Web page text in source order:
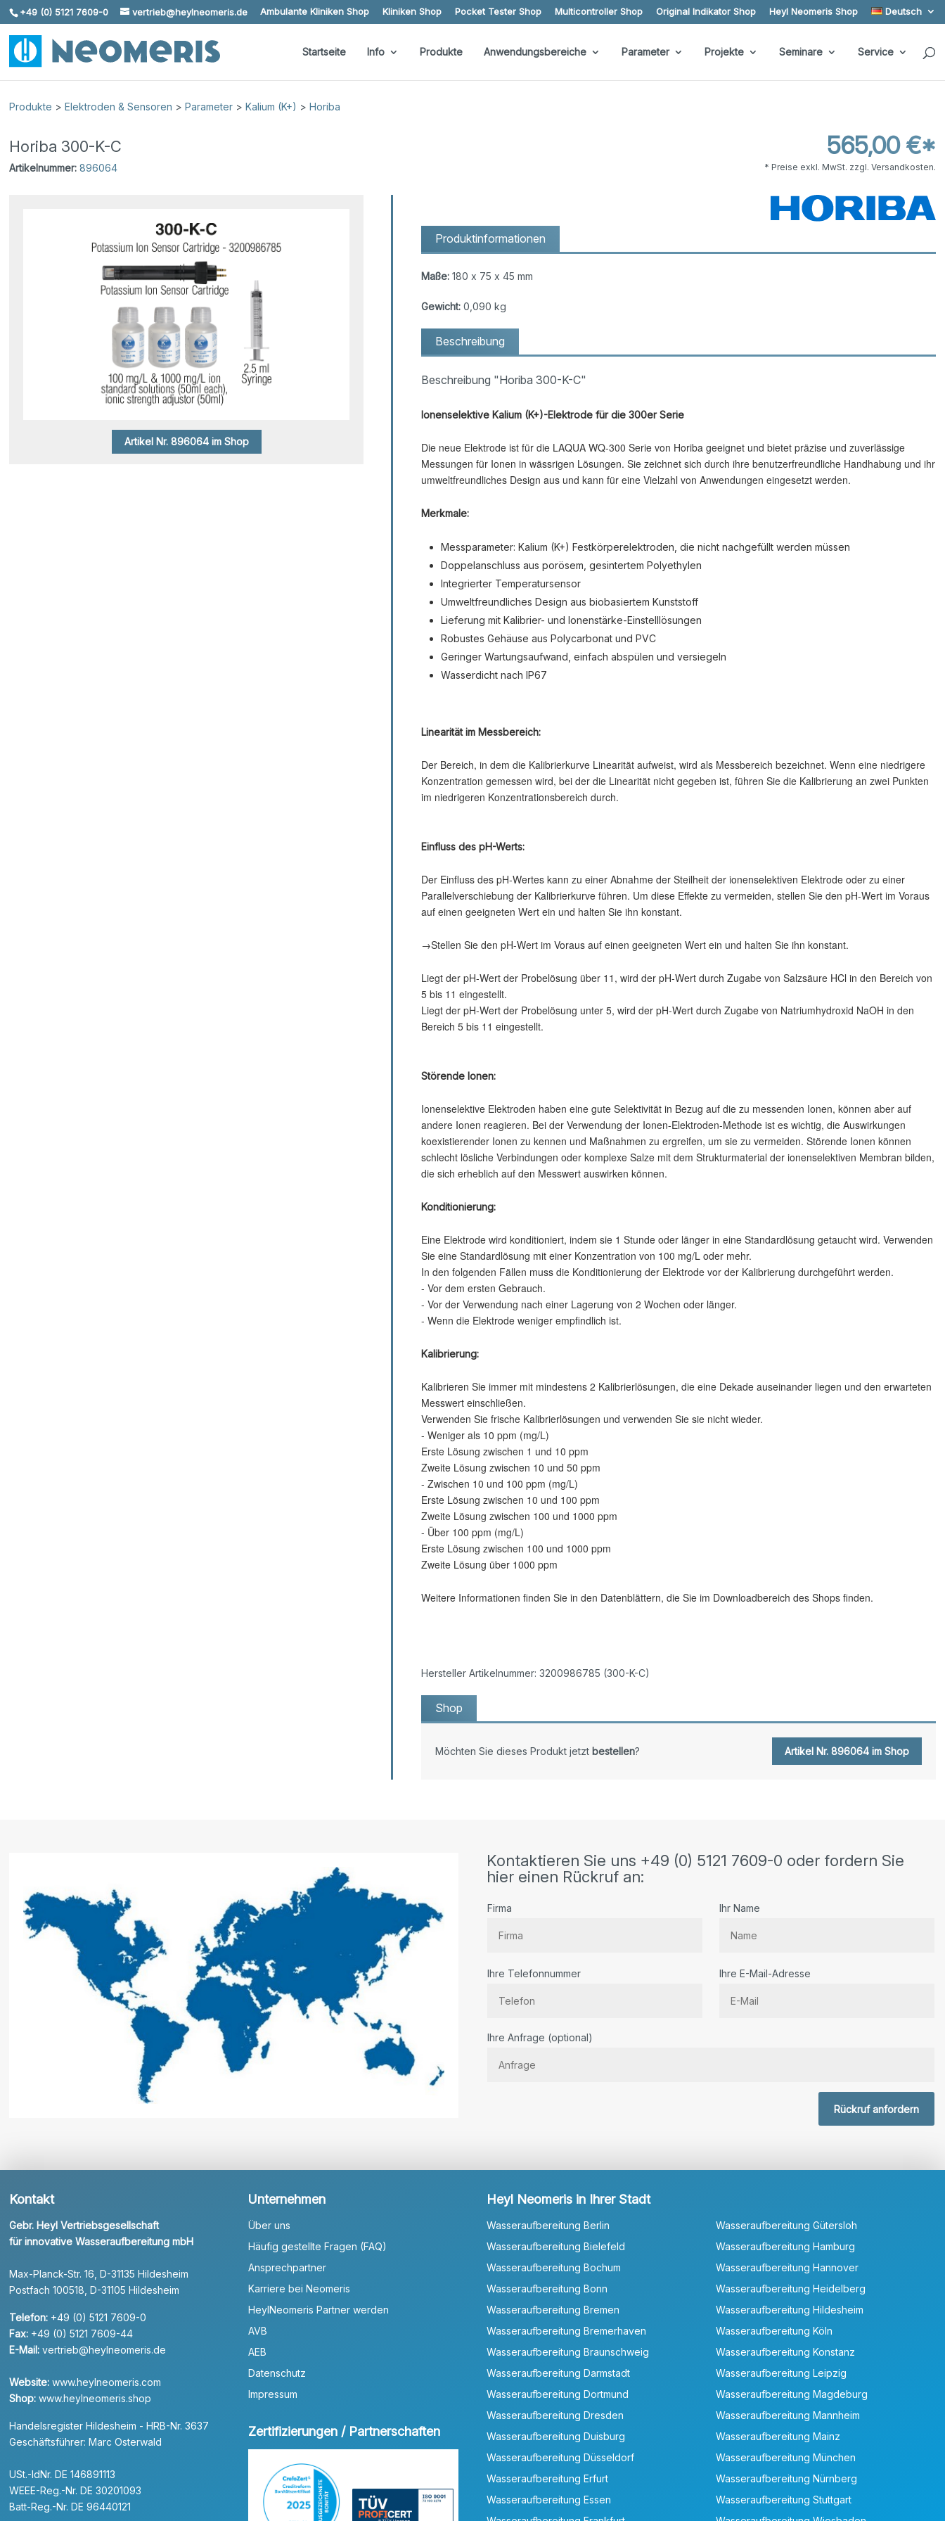
Skip To Content
+49 (0) 5121 7609-0 vertrieb@heylneomeris.de Ambulante Kliniken Shop Kliniken Shop Pocket Tester Shop Multicontroller Shop Original Indikator Shop Heyl Neomeris Shop Deutsch
Startseite Info Produkte Anwendungsbereiche Parameter Projekte Seminare Service
Produkte >Elektroden & Sensoren >Parameter >Kalium (K+) >Horiba
Horiba 300-K-C
Artikelnummer: 896064
565,00 €*
* Preise exkl. MwSt. zzgl. Versandkosten.
Artikel Nr. 896064 im Shop
Produktinformationen
Maße:180 x 75 x 45 mm
Gewicht:0,090 kg
Beschreibung
Beschreibung "Horiba 300-K-C"
Ionenselektive Kalium (K+)-Elektrode für die 300er Serie
Die neue Elektrode ist für die LAQUA WQ-300 Serie von Horiba geeignet und bietet präzise und zuverlässige
Messungen für Ionen in wässrigen Lösungen. Sie zeichnet sich durch ihre benutzerfreundliche Handhabung und ihr
umweltfreundliches Design aus und kann für eine Vielzahl von Anwendungen eingesetzt werden.
Merkmale:
Messparameter: Kalium (K+) Festkörperelektroden, die nicht nachgefüllt werden müssen
Doppelanschluss aus porösem, gesintertem Polyethylen
Integrierter Temperatursensor
Umweltfreundliches Design aus biobasiertem Kunststoff
Lieferung mit Kalibrier- und Ionenstärke-Einstelllösungen
Robustes Gehäuse aus Polycarbonat und PVC
Geringer Wartungsaufwand, einfach abspülen und versiegeln
Wasserdicht nach IP67
Linearität im Messbereich:
Der Bereich, in dem die Kalibrierkurve Linearität aufweist, wird als Messbereich bezeichnet. Wenn eine niedrigere
Konzentration gemessen wird, bei der die Linearität nicht gegeben ist, führen Sie die Kalibrierung an zwei Punkten
im niedrigeren Konzentrationsbereich durch.
Einfluss des pH-Werts:
Der Einfluss des pH-Wertes kann zu einer Abnahme der Steilheit der ionenselektiven Elektrode oder zu einer
Parallelverschiebung der Kalibrierkurve führen. Um diese Effekte zu vermeiden, stellen Sie den pH-Wert im Voraus
auf einen geeigneten Wert ein und halten Sie ihn konstant.
→Stellen Sie den pH-Wert im Voraus auf einen geeigneten Wert ein und halten Sie ihn konstant.
Liegt der pH-Wert der Probelösung über 11, wird der pH-Wert durch Zugabe von Salzsäure HCl in den Bereich von
5 bis 11 eingestellt.
Liegt der pH-Wert der Probelösung unter 5, wird der pH-Wert durch Zugabe von Natriumhydroxid NaOH in den
Bereich 5 bis 11 eingestellt.
Störende Ionen:
Ionenselektive Elektroden haben eine gute Selektivität in Bezug auf die zu messenden Ionen, können aber auf
andere Ionen reagieren. Bei der Verwendung der Ionen-Elektroden-Methode ist es wichtig, die Auswirkungen
koexistierender Ionen zu kennen und Maßnahmen zu ergreifen, um sie zu vermeiden. Störende Ionen können
schlecht lösliche Verbindungen oder komplexe Salze mit dem Strukturmaterial der ionenselektiven Membran bilden,
die sich erheblich auf den Messwert auswirken können.
Konditionierung:
Eine Elektrode wird konditioniert, indem sie 1 Stunde oder länger in eine Standardlösung getaucht wird. Verwenden
Sie eine Standardlösung mit einer Konzentration von 100 mg/L oder mehr.
In den folgenden Fällen muss die Konditionierung der Elektrode vor der Kalibrierung durchgeführt werden.
- Vor dem ersten Gebrauch.
- Vor der Verwendung nach einer Lagerung von 2 Wochen oder länger.
- Wenn die Elektrode weniger empfindlich ist.
Kalibrierung:
Kalibrieren Sie immer mit mindestens 2 Kalibrierlösungen, die eine Dekade auseinander liegen und den erwarteten
Messwert einschließen.
Verwenden Sie frische Kalibrierlösungen und verwenden Sie sie nicht wieder.
- Weniger als 10 ppm (mg/L)
Erste Lösung zwischen 1 und 10 ppm
Zweite Lösung zwischen 10 und 50 ppm
- Zwischen 10 und 100 ppm (mg/L)
Erste Lösung zwischen 10 und 100 ppm
Zweite Lösung zwischen 100 und 1000 ppm
- Über 100 ppm (mg/L)
Erste Lösung zwischen 100 und 1000 ppm
Zweite Lösung über 1000 ppm
Weitere Informationen finden Sie in den Datenblättern, die Sie im Downloadbereich des Shops finden.
Hersteller Artikelnummer: 3200986785 (300-K-C)
Shop
Möchten Sie dieses Produkt jetzt bestellen? Artikel Nr. 896064 im Shop
Kontaktieren Sie uns +49 (0) 5121 7609-0 oder fordern Sie
hier einen Rückruf an:
Firma Ihr Name
Ihre Telefonnummer Ihre E-Mail-Adresse
Ihre Anfrage (optional)
Rückruf anfordern
Kontakt
Gebr. Heyl Vertriebsgesellschaft
für innovative Wasseraufbereitung mbH
Max-Planck-Str. 16, D-31135 Hildesheim
Postfach 100518, D-31105 Hildesheim
Telefon: +49 (0) 5121 7609-0
Fax: +49 (0) 5121 7609-44
E-Mail: vertrieb@heylneomeris.de
Website: www.heylneomeris.com
Shop: www.heylneomeris.shop
Handelsregister Hildesheim - HRB-Nr. 3637
Geschäftsführer: Marc Osterwald
USt.-IdNr. DE 146891113
WEEE-Reg.-Nr. DE 30201093
Batt-Reg.-Nr. DE 96440121
Unternehmen
Über uns
Häufig gestellte Fragen (FAQ)
Ansprechpartner
Karriere bei Neomeris
HeylNeomeris Partner werden
AVB
AEB
Datenschutz
Impressum
Zertifizierungen / Partnerschaften
Heyl Neomeris in Ihrer Stadt
Wasseraufbereitung Berlin
Wasseraufbereitung Bielefeld
Wasseraufbereitung Bochum
Wasseraufbereitung Bonn
Wasseraufbereitung Bremen
Wasseraufbereitung Bremerhaven
Wasseraufbereitung Braunschweig
Wasseraufbereitung Darmstadt
Wasseraufbereitung Dortmund
Wasseraufbereitung Dresden
Wasseraufbereitung Duisburg
Wasseraufbereitung Düsseldorf
Wasseraufbereitung Erfurt
Wasseraufbereitung Essen
Wasseraufbereitung Gütersloh
Wasseraufbereitung Hamburg
Wasseraufbereitung Hannover
Wasseraufbereitung Heidelberg
Wasseraufbereitung Hildesheim
Wasseraufbereitung Köln
Wasseraufbereitung Konstanz
Wasseraufbereitung Leipzig
Wasseraufbereitung Magdeburg
Wasseraufbereitung Mannheim
Wasseraufbereitung Mainz
Wasseraufbereitung München
Wasseraufbereitung Nürnberg
Wasseraufbereitung Stuttgart